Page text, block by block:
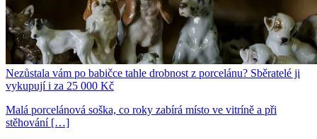
Nezůstala vám po babičce tahle drobnost z porcelánu? Sběratelé ji
vykupují i za 25 000 Kč
Malá porcelánová soška, co roky zabírá místo ve vitríně a při
stěhování […]